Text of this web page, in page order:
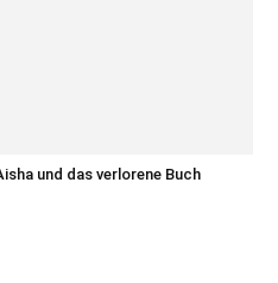
und das verlorene Buch